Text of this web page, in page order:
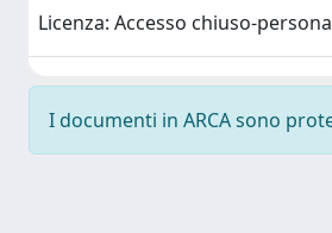
Licenza: Accesso chiuso-
I documenti in ARCA sono